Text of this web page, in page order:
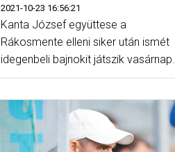
2021-10-23 16:56:21
Kanta József együttese a
Rákosmente elleni siker után ismét
idegenbeli bajnokit játszik vasárnap.